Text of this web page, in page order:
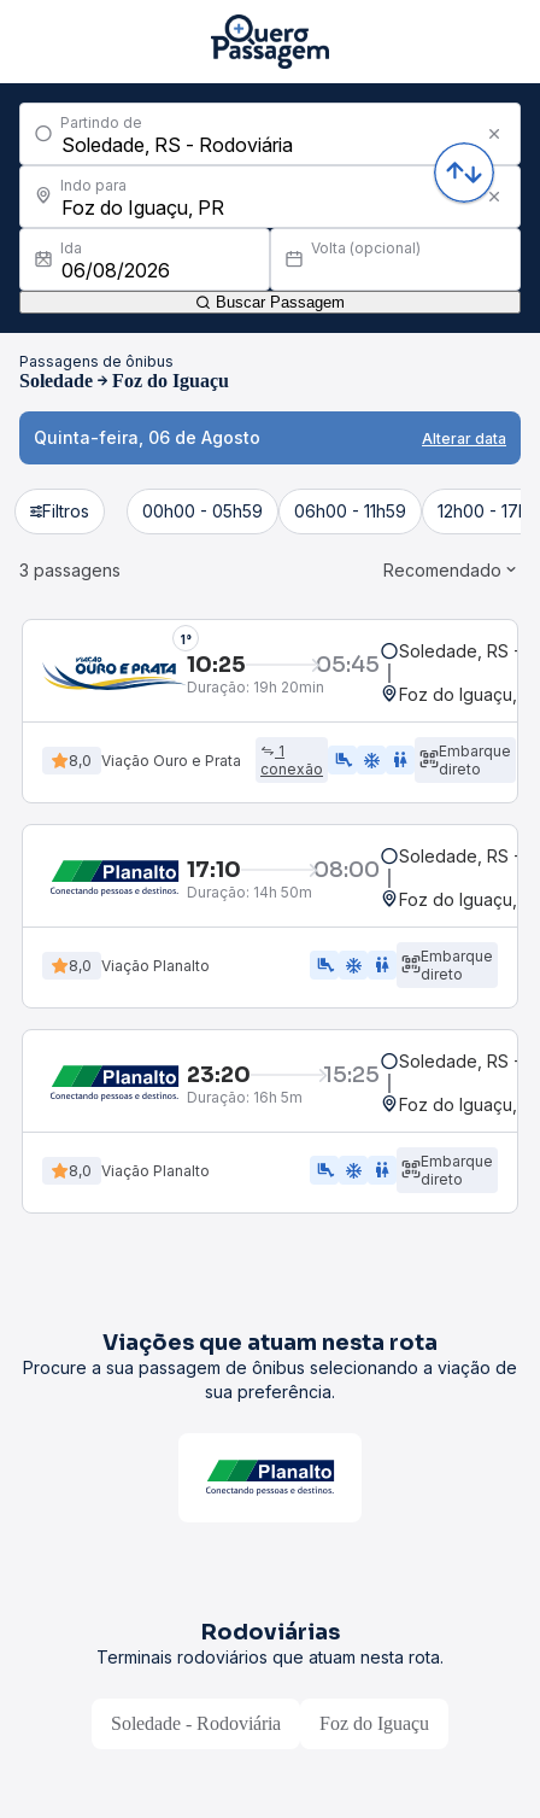
Partindo de
Indo para
Ida Volta (opcional)
Buscar Passagem
Passagens de ônibus
Soledade Foz do Iguaçu
Quinta-feira, 06 de Agosto Alterar data
Filtros 00h00 - 05h59 06h00 - 11h59 12h00 -
3 passagens Recomendado
1°
10:25 05:45
Duração: 19h 20min
Soledade, RS -
Foz do Iguaçu,
8,0 Viação Ouro e Prata
1
conexão
airline_seat_legroom_extra ac_unit WC
Embarque
direto
17:10 08:00
Duração: 14h 50m
Soledade, RS -
Foz do Iguaçu,
8,0 Viação Planalto airline_seat_legroom_extra ac_unit WC
Embarque
direto
23:20 15:25
Duração: 16h 5m
Soledade, RS -
Foz do Iguaçu,
8,0 Viação Planalto airline_seat_legroom_extra ac_unit WC
Embarque
direto
Viações que atuam nesta rota
Procure a sua passagem de ônibus selecionando a viação de
sua preferência.
Rodoviárias
Terminais rodoviários que atuam nesta rota.
Soledade - Rodoviária Foz do Iguaçu